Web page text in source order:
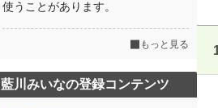
使うことがあります。
もっと見る
藍川みいなの登録コンテンツ